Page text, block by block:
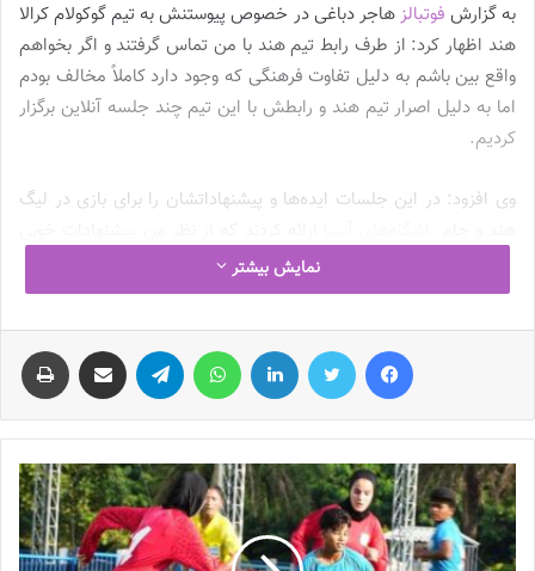
به گزارش فوتبالزهاجر دباغی در خصوص پیوستنش به تیم گوکولام کرالا
هند اظهار کرد: از طرف رابط تیم هند با من تماس گرفتند و اگر بخواهم
واقع بین باشم به دلیل تفاوت فرهنگی که وجود دارد کاملاً مخالف بودم
اما به دلیل اصرار تیم هند و رابطش با این تیم چند جلسه آنلاین برگزار
کردیم.
وی افزود: در این جلسات ایده‌ها و پیشنهاداتشان را برای بازی در لیگ
بود، مذاکرات نزدیک به ۴ هفته به طول انجامید و سر انجام به جمع بندی
رسید و با وجود این که آینده جدیدی برای من است و با توجه به سن
خودم تصمیم گرفتم آن را امتحان کنم.
دباغی گفت: بعد از اتمام لیگ سال گذشته و مصدومیتی که برایم رخ داد
در خدمت تیم ملی بودم و بعد از آن سریعاً برای مسائل درمانی و
بدنسازی پیش فصل اقدام کردم، از تیم ملی و مریم آزمون تشکر
می‌کنم که اجازه دادند در یکی از اردوها حاضر نباشم و و بدنسازی و
درمانم را کامل کنم.
نمایش بیشتر